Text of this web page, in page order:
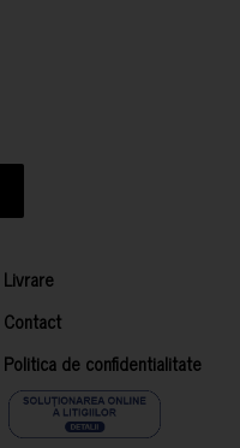
Livrare
Contact
Politica de confidentialitate